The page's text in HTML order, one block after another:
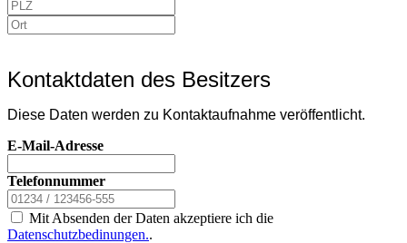
Kontaktdaten des Besitzers
Diese Daten werden zu Kontaktaufnahme veröffentlicht.
E-Mail-Adresse
Telefonnummer
Mit Absenden der Daten akzeptiere ich die
Datenschutzbedinungen..